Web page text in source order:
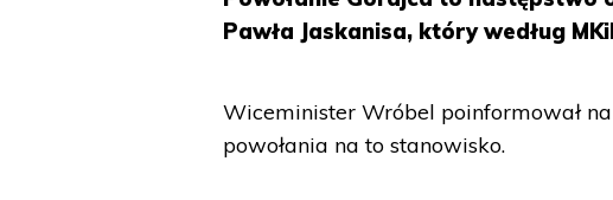
Pawła Jaskanisa, który według
Wiceminister Wróbel poinformował
powołania na to stanowisko.